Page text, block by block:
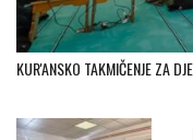
KUR'ANSKO TAKMIČENJE ZA